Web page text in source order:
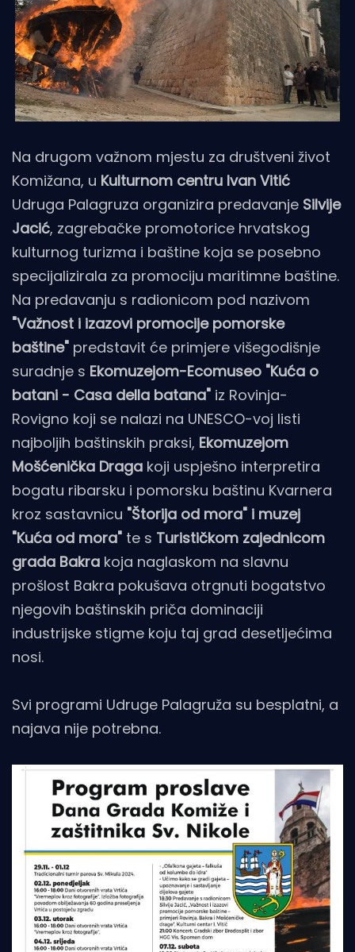
Na drugom važnom mjestu za društveni život
Komižana, u Kulturnom centru Ivan Vitić
Udruga Palagruza organizira predavanje Silvije
Jacić, zagrebačke promotorice hrvatskog
kulturnog turizma i baštine koja se posebno
specijalizirala za promociju maritimne baštine.
Na predavanju s radionicom pod nazivom
"Važnost i izazovi promocije pomorske
baštine" predstavit će primjere višegodišnje
suradnje s Ekomuzejom-Ecomuseo "Kuća o
batani - Casa della batana" iz Rovinja-
Rovigno koji se nalazi na UNESCO-voj listi
najboljih baštinskih praksi, Ekomuzejom
Mošćenička Draga koji uspješno interpretira
bogatu ribarsku i pomorsku baštinu Kvarnera
kroz sastavnicu "Štorija od mora" i muzej
"Kuća od mora" te s Turističkom zajednicom
grada Bakra koja naglaskom na slavnu
prošlost Bakra pokušava otrgnuti bogatstvo
njegovih baštinskih priča dominaciji
industrijske stigme koju taj grad desetljećima
nosi.
Svi programi Udruge Palagruža su besplatni, a
najava nije potrebna.